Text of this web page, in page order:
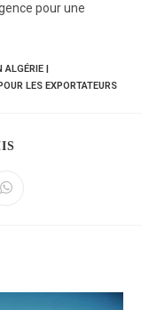
pour une
ALGÉRIE |
LES EXPORTATEURS